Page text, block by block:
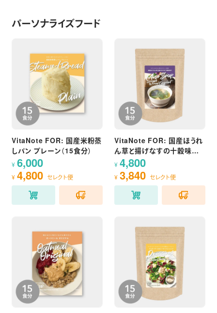
パーソナライズフード
VitaNote FOR: 国産米粉蒸
しパン プレーン（15食分）
¥ 6,000
¥ 4,800 セレクト便
VitaNote FOR: 国産ほうれ
ん草と揚げなすの十穀味噌
汁（15食分）
¥ 4,800
¥ 3,840 セレクト便